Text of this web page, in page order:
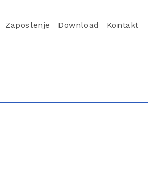
Zaposlenje Download Kontakt